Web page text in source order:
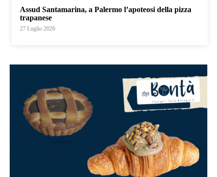
Assud Santamarina, a Palermo l’apoteosi della pizza
trapanese
27 Luglio 2026